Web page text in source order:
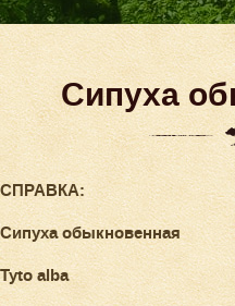
Сипуха
СПРАВКА:
Сипуха обыкновенная
Tyto alba